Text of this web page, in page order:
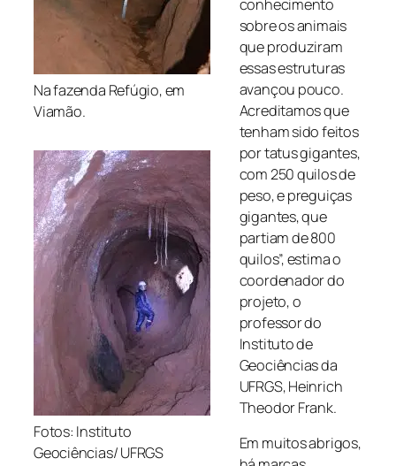
Na fazenda Refúgio, em
Viamão.
Fotos: Instituto
Geociências/ UFRGS
conhecimento
sobre os animais
que produziram
essas estruturas
avançou pouco.
Acreditamos que
tenham sido feitos
por tatus gigantes,
com 250 quilos de
peso, e preguiças
gigantes, que
partiam de 800
quilos”, estima o
coordenador do
projeto, o
professor do
Instituto de
Geociências da
UFRGS, Heinrich
Theodor Frank.
Em muitos abrigos,